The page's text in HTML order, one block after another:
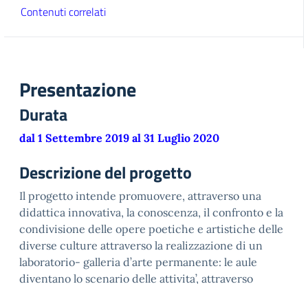
Contenuti correlati
Presentazione
Durata
dal 1 Settembre 2019 al 31 Luglio 2020
Descrizione del progetto
Il progetto intende promuovere, attraverso una
didattica innovativa, la conoscenza, il confronto e la
condivisione delle opere poetiche e artistiche delle
diverse culture attraverso la realizzazione di un
laboratorio- galleria d’arte permanente: le aule
diventano lo scenario delle attivita’, attraverso